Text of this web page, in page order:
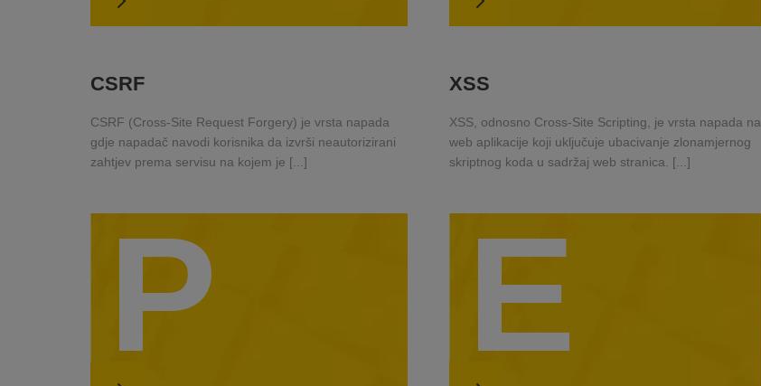
CSRF
CSRF (Cross-Site Request Forgery) je vrsta napada
gdje napadač navodi korisnika da izvrši neautorizirani
zahtjev prema servisu na kojem je [...]
XSS
XSS, odnosno Cross-Site Scripting, je vrsta napada na
web aplikacije koji uključuje ubacivanje zlonamjernog
skriptnog koda u sadržaj web stranica. [...]
P E